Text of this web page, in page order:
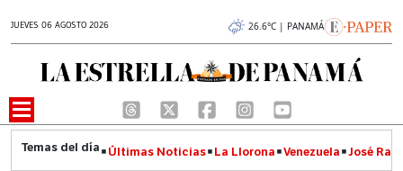
JUEVES 06 AGOSTO 2026 26.6°C | PANAMÁ
Últimas Noticias La Llorona Venezuela José